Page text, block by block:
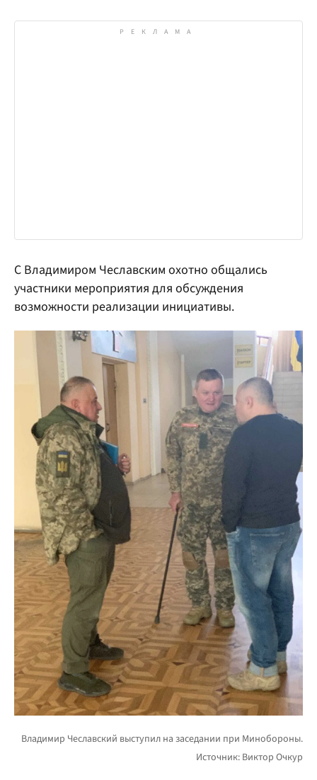
С Владимиром Чеславским охотно общались
участники мероприятия для обсуждения
возможности реализации инициативы.